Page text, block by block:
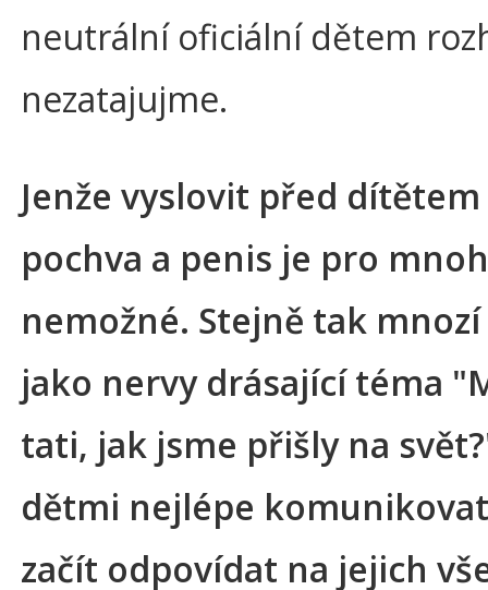
neutrální oficiální dětem
nezatajujme.
Jenže vyslovit před
pochva a penis je pro
nemožné. Stejně tak
jako nervy drásající téma
tati, jak jsme přišly na
dětmi nejlépe
začít odpovídat na jejich